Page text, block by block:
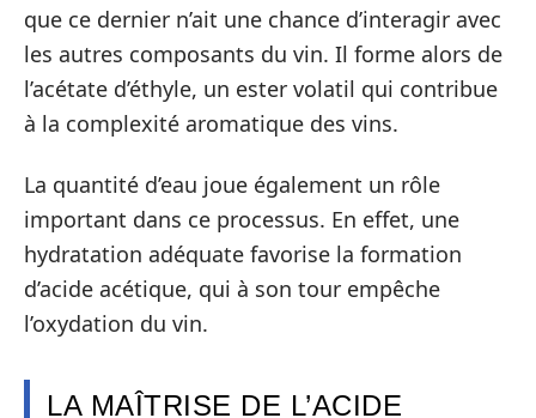
que ce dernier n’ait une chance d’interagir avec
les autres composants du vin. Il forme alors de
l’acétate d’éthyle, un ester volatil qui contribue
à la complexité aromatique des vins.
La quantité d’eau joue également un rôle
important dans ce processus. En effet, une
hydratation adéquate favorise la formation
d’acide acétique, qui à son tour empêche
l’oxydation du vin.
LA MAÎTRISE DE L’ACIDE